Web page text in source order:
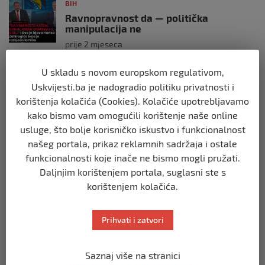
BIH
Ravnopravnost da — politička
manipulacija ne
prije 2 mjeseca
BIH
Postoje razne špekulacije oko ukidanja
OHR-a – šta vi mislite?
prije 3 mjeseca
BIH
Zašto Bakir Izetbegović trenutno ima
najveće šanse za povratak u
Predsjedništvo BiH
unutrašnjih poslova
U skladu s novom europskom regulativom,
Uskvijesti.ba je nadogradio politiku privatnosti i
korištenja kolačića (Cookies). Kolačiće upotrebljavamo
kako bismo vam omogućili korištenje naše online
usluge, što bolje korisničko iskustvo i funkcionalnost
našeg portala, prikaz reklamnih sadržaja i ostale
funkcionalnosti koje inače ne bismo mogli pružati.
Daljnjim korištenjem portala, suglasni ste s
korištenjem kolačića.
Prihvati i zatvori
Saznaj više na stranici